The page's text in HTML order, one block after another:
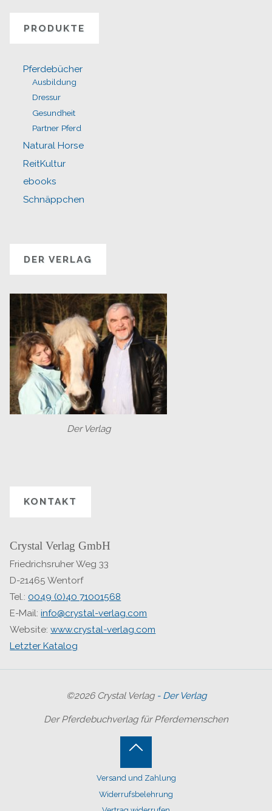
PRODUKTE
Pferdebücher
Ausbildung
Dressur
Gesundheit
Partner Pferd
Natural Horse
ReitKultur
ebooks
Schnäppchen
DER VERLAG
Der Verlag
KONTAKT
Crystal Verlag GmbH
Friedrichsruher Weg 33
D-21465 Wentorf
Tel.: 0049 (0)40 71001568
E-Mail:info@crystal-verlag.com
Website:www.crystal-verlag.com
Letzter Katalog
©2026 Crystal Verlag - Der Verlag
Der Pferdebuchverlag für Pferdemenschen
Versand und Zahlung
Widerrufsbelehrung
Back
to